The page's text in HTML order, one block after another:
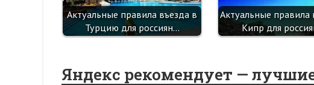
Актуальные правила въезда в
Турцию для россиян…
Актуальные правила
Кипр для
Яндекс рекомендует —